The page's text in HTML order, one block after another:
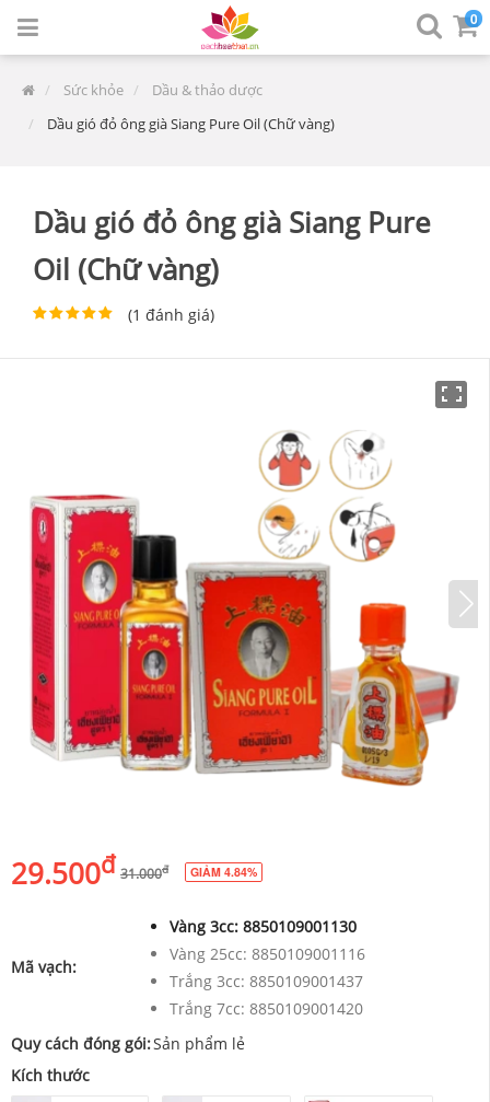
0
Sức khỏe
Dầu & thảo dược
Dầu gió đỏ ông già Siang Pure Oil (Chữ vàng)
Dầu gió đỏ ông già Siang Pure
Oil (Chữ vàng)
(1 đánh giá)
29.500đ 31.000đ GIẢM 4.84%
Mã vạch:
Vàng 3cc: 8850109001130
Vàng 25cc: 8850109001116
Trắng 3cc: 8850109001437
Trắng 7cc: 8850109001420
Quy cách đóng gói:Sản phẩm lẻ
Kích thước